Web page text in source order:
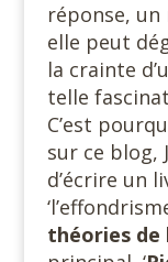
réponse, un
elle peut
la crainte
telle
C’est
sur ce blog,
d’écrire un
théories de